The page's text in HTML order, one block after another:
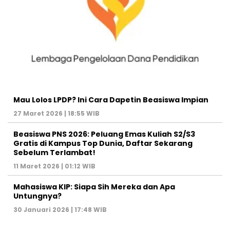
Mau Lolos LPDP? Ini Cara Dapetin Beasiswa Impian
27 Maret 2026 | 18:55 WIB
Beasiswa PNS 2026: Peluang Emas Kuliah S2/S3
Gratis di Kampus Top Dunia, Daftar Sekarang
Sebelum Terlambat!
11 Maret 2026 | 01:12 WIB
Mahasiswa KIP: Siapa Sih Mereka dan Apa
Untungnya?
30 Januari 2026 | 17:48 WIB